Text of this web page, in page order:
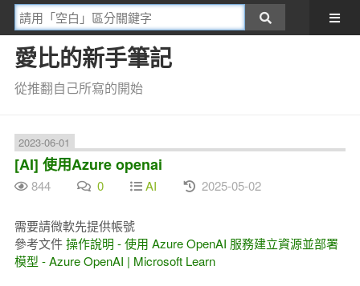
愛比的新手筆記
從推翻自己所寫的開始
2023-06-01
[AI] 使用Azure openai
844 0 AI 2025-05-02
需要請微軟先提供帳號
參考文件操作說明 - 使用 Azure OpenAI 服務建立資源並部署
模型 - Azure OpenAI | Microsoft Learn